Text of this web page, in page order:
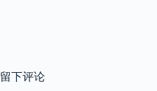
留下评论